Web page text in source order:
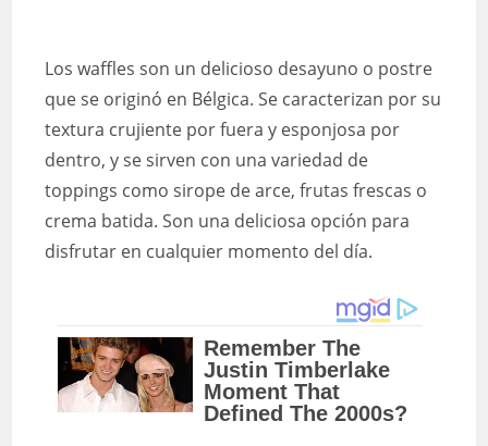
Los waffles son un delicioso desayuno o postre
que se originó en Bélgica. Se caracterizan por su
textura crujiente por fuera y esponjosa por
dentro, y se sirven con una variedad de
toppings como sirope de arce, frutas frescas o
crema batida. Son una deliciosa opción para
disfrutar en cualquier momento del día.